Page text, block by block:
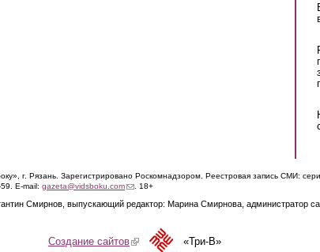
г. Рязань. Зарегистрировано Роскомнадзором. Реестровая запись СМИ:
E-mail: gazeta@vidsboku.com(link sends e-mail)
. 18+
Смирнов, выпускающий редактор: Марина Смирнова, администратор
Создание сайтов(link is external)«Три-В»